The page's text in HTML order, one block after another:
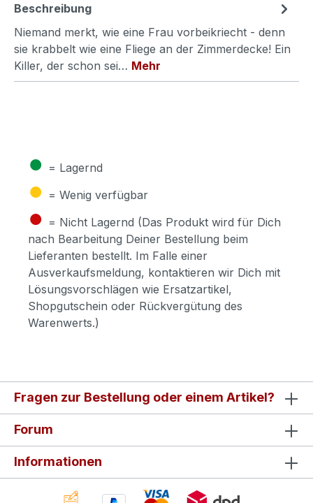
Beschreibung
Niemand merkt, wie eine Frau vorbeikriecht - denn
sie krabbelt wie eine Fliege an der Zimmerdecke! Ein
Killer, der schon sei… Mehr
● = Lagernd
● = Wenig verfügbar
● = Nicht Lagernd (Das Produkt wird für Dich
nach Bearbeitung Deiner Bestellung beim
Lieferanten bestellt. Im Falle einer
Ausverkaufsmeldung, kontaktieren wir Dich mit
Lösungsvorschlägen wie Ersatzartikel,
Shopgutschein oder Rückvergütung des
Warenwerts.)
Fragen zur Bestellung oder einem Artikel?
Forum
Informationen